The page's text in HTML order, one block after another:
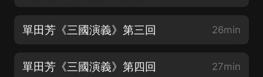
單田芳《三國演義》第三回 26min
單田芳《三國演義》第四回 27min